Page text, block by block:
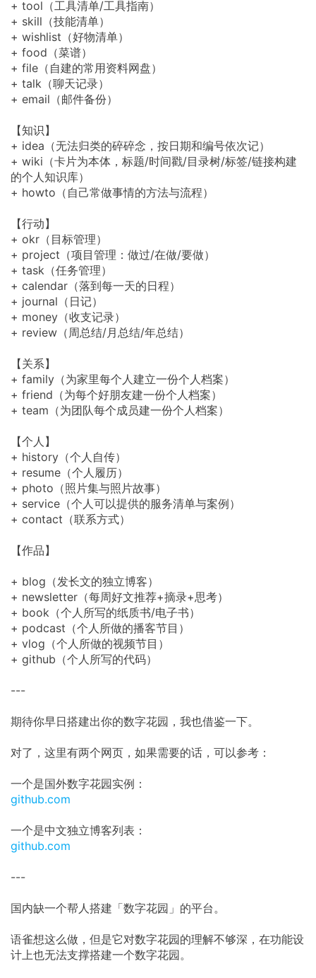
+ tool（工具清单/工具指南）
+ skill（技能清单）
+ wishlist（好物清单）
+ food（菜谱）
+ file（自建的常用资料网盘）
+ talk（聊天记录）
+ email（邮件备份）
【知识】
+ idea（无法归类的碎碎念，按日期和编号依次记）
+ wiki（卡片为本体，标题/时间戳/目录树/标签/链接构建
的个人知识库）
+ howto（自己常做事情的方法与流程）
【行动】
+ okr（目标管理）
+ project（项目管理：做过/在做/要做）
+ task（任务管理）
+ calendar（落到每一天的日程）
+ journal（日记）
+ money（收支记录）
+ review（周总结/月总结/年总结）
【关系】
+ family（为家里每个人建立一份个人档案）
+ friend（为每个好朋友建一份个人档案）
+ team（为团队每个成员建一份个人档案）
【个人】
+ history（个人自传）
+ resume（个人履历）
+ photo（照片集与照片故事）
+ service（个人可以提供的服务清单与案例）
+ contact（联系方式）
【作品】
+ blog（发长文的独立博客）
+ newsletter（每周好文推荐+摘录+思考）
+ book（个人所写的纸质书/电子书）
+ podcast（个人所做的播客节目）
+ vlog（个人所做的视频节目）
+ github（个人所写的代码）
---
期待你早日搭建出你的数字花园，我也借鉴一下。
对了，这里有两个网页，如果需要的话，可以参考：
一个是国外数字花园实例：
github.com
一个是中文独立博客列表：
github.com
---
国内缺一个帮人搭建「数字花园」的平台。
语雀想这么做，但是它对数字花园的理解不够深，在功能设
计上也无法支撑搭建一个数字花园。